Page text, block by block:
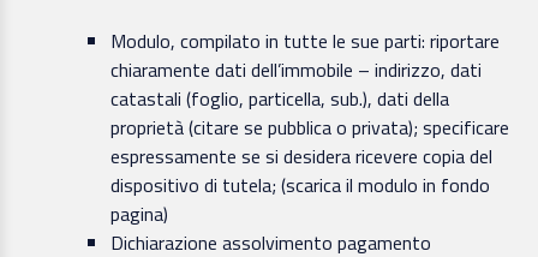
Modulo, compilato in tutte le sue parti: riportare
chiaramente dati dell’immobile – indirizzo, dati
catastali (foglio, particella, sub.), dati della
proprietà (citare se pubblica o privata); specificare
espressamente se si desidera ricevere copia del
dispositivo di tutela; (scarica il modulo in fondo
pagina)
Dichiarazione assolvimento pagamento